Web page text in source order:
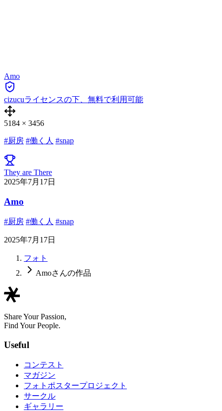
Amo
cizucuライセンスの下、無料で利用可能
5184 × 3456
#厨房 #働く人 #snap
They are There
2025年7月17日
Amo
#厨房 #働く人 #snap
2025年7月17日
フォト
Amoさんの作品
Share Your Passion,
Find Your People.
Useful
コンテスト
マガジン
フォトポスタープロジェクト
サークル
ギャラリー